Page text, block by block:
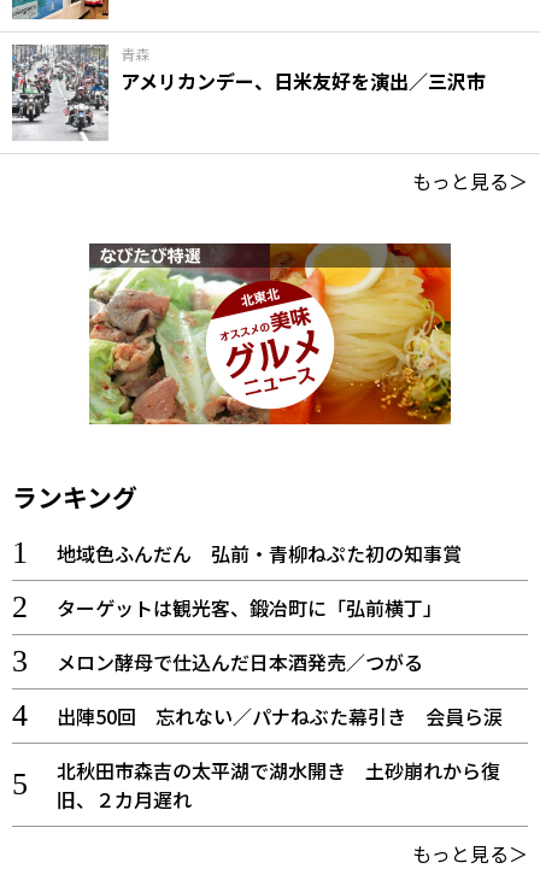
青森
アメリカンデー、日米友好を演出／三沢市
もっと見る＞
ランキング
地域色ふんだん 弘前・青柳ねぷた初の知事賞
ターゲットは観光客、鍛冶町に「弘前横丁」
メロン酵母で仕込んだ日本酒発売／つがる
出陣50回 忘れない／パナねぶた幕引き 会員ら涙
北秋田市森吉の太平湖で湖水開き 土砂崩れから復
旧、２カ月遅れ
もっと見る＞